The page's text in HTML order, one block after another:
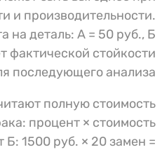
и производительности.
на деталь: А = 50 руб., Б
фактической стойкости
последующего анализа.
полную стоимость
процент × стоимость
Б: 1500 руб. × 20 замен =